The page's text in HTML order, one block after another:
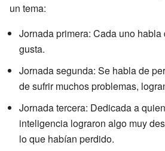
un tema:
Jornada primera: Cada uno
gusta.
Jornada segunda: Se habla de
de sufrir muchos problemas,
Jornada tercera: Dedicada a
inteligencia lograron algo muy
lo que habían perdido.